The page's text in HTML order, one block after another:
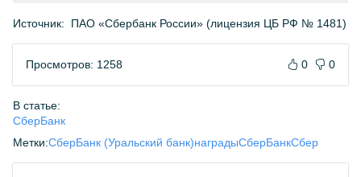
Источник: ПАО «Сбербанк России» (лицензия ЦБ РФ № 1481)
Просмотров: 1258 0 0
В статье:
СберБанк
Метки:СберБанк (Уральский банк)наградыСберБанкСбер